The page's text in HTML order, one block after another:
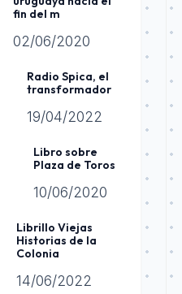
fin del m
02/06/2020
Radio Spica, el
transformador
19/04/2022
Libro sobre
Plaza de Toros
10/06/2020
Librillo Viejas
Historias de la
Colonia
14/06/2022